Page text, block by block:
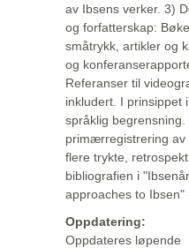
av Ibsens verker. 3)
og forfatterskap:
småtrykk, artikler og
og
Referanser til
inkludert. I prinsippet
språklig
primærregistrering av
flere trykte,
bibliografien i
approaches to Ibsen"
Oppdatering:
Oppdateres løpende